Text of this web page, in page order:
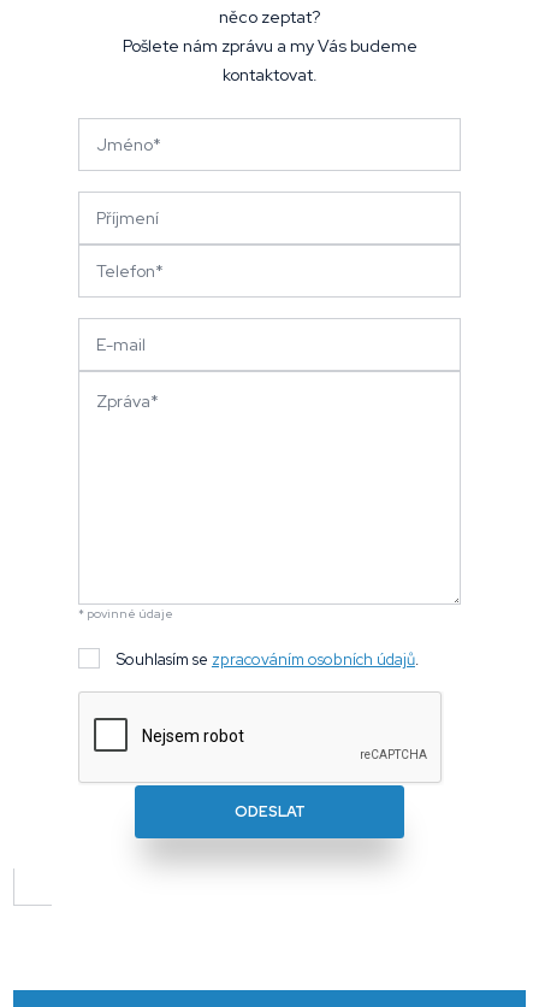
něco zeptat?
Pošlete nám zprávu a my Vás budeme
kontaktovat.
* povinné údaje
Souhlasím se zpracováním osobních údajů.
ODESLAT